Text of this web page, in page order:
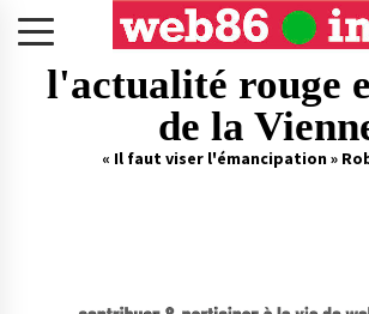
l'actualité rouge
de la
« Il faut viser l'émancipation »